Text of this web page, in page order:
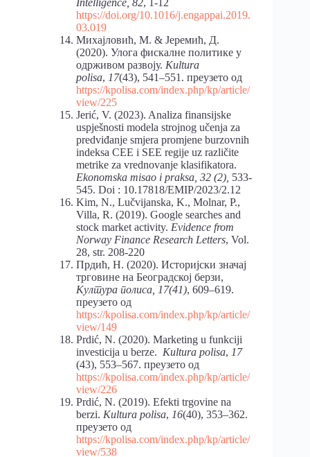
https://doi.org/10.1016/j.engappai.2019.
03.019
Михајловић, М. & Јеремић, Д.
(2020). Улога фискалне политике у
одрживом развоју. Kultura
polisa, 17(43), 541–551. преузето од
https://kpolisa.com/index.php/kp/article/
view/225
Jerić, V. (2023). Analiza finansijske
uspješnosti modela strojnog učenja za
predviđanje smjera promjene burzovnih
indeksa CEE i SEE regije uz različite
metrike za vrednovanje klasifikatora.
Ekonomska misao i praksa, 32 (2), 533-
545. Doi : 10.17818/EMIP/2023/2.12
Kim, N., Lučvijanska, K., Molnar, P.,
Villa, R. (2019). Google searches and
stock market activity. Evidence from
Norway Finance Research Letters, Vol.
28, str. 208-220
Прдић, Н. (2020). Историјски значај
трговине на Београдској берзи,
Култура полиса, 17(41), 609–619.
преузето од
https://kpolisa.com/index.php/kp/article/
view/149
Prdić, N. (2020). Marketing u funkciji
investicija u berze. Kultura polisa, 17
(43), 553–567. преузето од
https://kpolisa.com/index.php/kp/article/
view/226
Prdić, N. (2019). Efekti trgovine na
berzi. Kultura polisa, 16(40), 353–362.
преузето од
https://kpolisa.com/index.php/kp/article/
view/538